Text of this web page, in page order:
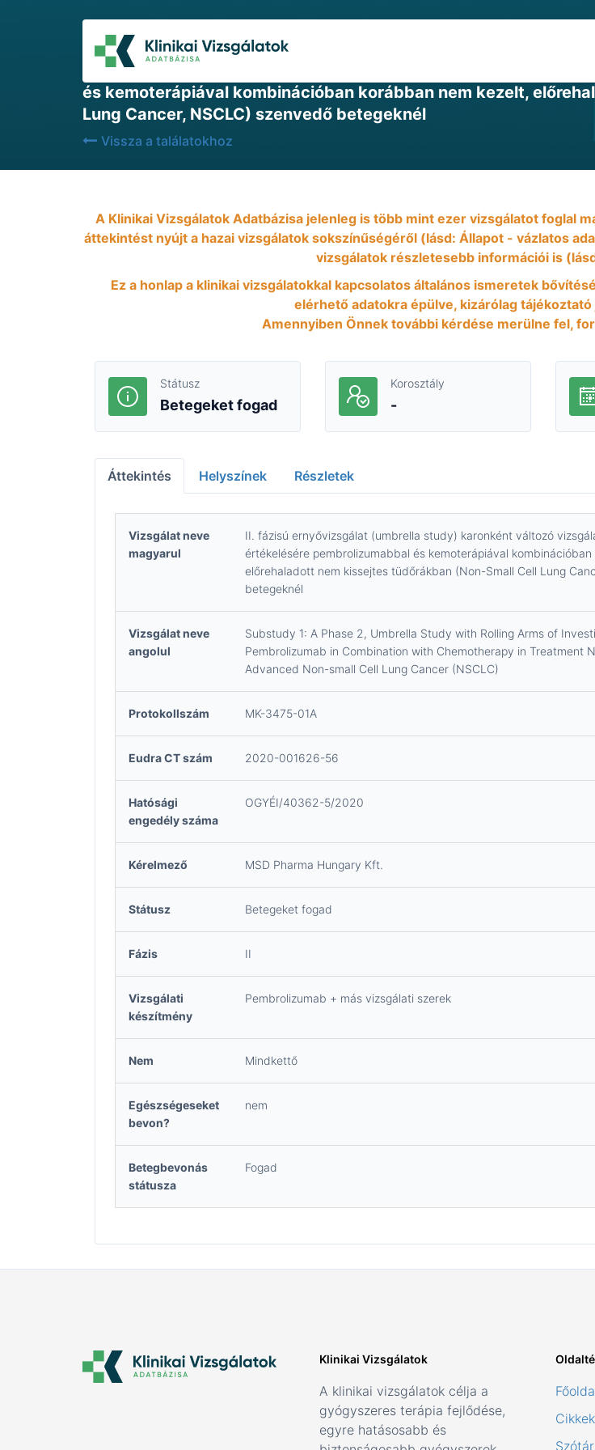
2021-11-24
II. fázisú ernyővizsgálat (umbrella study) karonként változó
és kemoterápiával kombinációban korábban nem kezelt,
Lung Cancer, NSCLC) szenvedő betegeknél
Vissza a találatokhoz
A Klinikai Vizsgálatok Adatbázisa jelenleg is több mint ezer vizsgálatot foglal
áttekintést nyújt a hazai vizsgálatok sokszínűségéről (lásd: Állapot - vázlatos
vizsgálatok részletesebb információi is
Ez a honlap a klinikai vizsgálatokkal kapcsolatos általános ismeretek
elérhető adatokra épülve, kizárólag
Amennyiben Önnek további kérdése merülne fel,
Státusz
Betegeket fogad
Korosztály
-
Áttekintés Helyszínek Részletek
Vizsgálat neve
magyarul
II. fázisú ernyővizsgálat (umbrella study) karonként változó
értékelésére pembrolizumabbal és kemoterápiával
előrehaladott nem kissejtes tüdőrákban (Non-Small Cell Lung
betegeknél
Vizsgálat neve
angolul
Substudy 1: A Phase 2, Umbrella Study with Rolling Arms of
Pembrolizumab in Combination with Chemotherapy in Treatment
Advanced Non-small Cell Lung Cancer (NSCLC)
Protokollszám MK-3475-01A
Eudra CT szám 2020-001626-56
Hatósági
engedély száma
OGYÉI/40362-5/2020
Kérelmező MSD Pharma Hungary Kft.
Státusz Betegeket fogad
Fázis II
Vizsgálati
készítmény
Pembrolizumab + más vizsgálati szerek
Nem Mindkettő
Egészségeseket
bevon?
nem
Betegbevonás
státusza
Fogad
Klinikai Vizsgálatok
A klinikai vizsgálatok célja a
gyógyszeres terápia fejlődése,
egyre hatásosabb és
Cikkek
Szótár